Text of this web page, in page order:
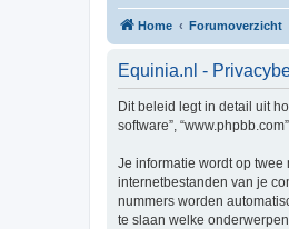
Home Forumoverzicht
Equinia.nl -
Dit beleid legt in detail uit
software”,
Je informatie wordt op
internetbestanden van je
nummers worden
te slaan welke